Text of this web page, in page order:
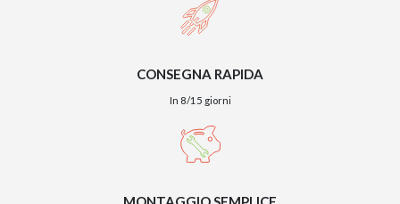
CONSEGNA RAPIDA
In 8/15 giorni